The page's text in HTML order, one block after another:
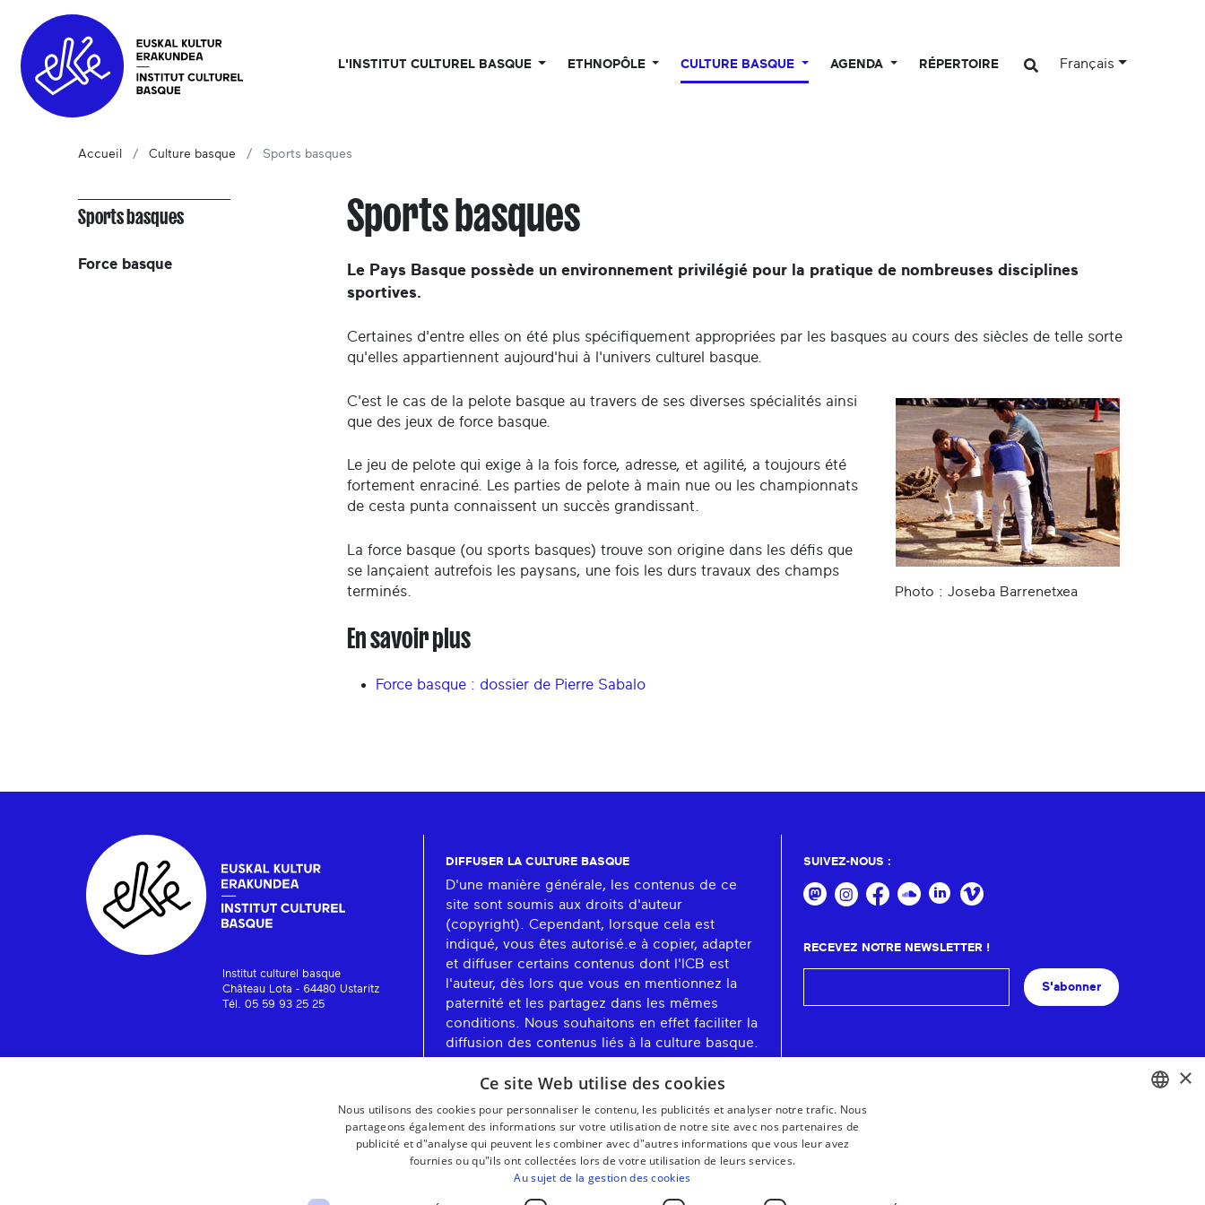
L'INSTITUT CULTUREL BASQUE ETHNOPÔLE CULTURE BASQUE AGENDA RÉPERTOIRE Français
Accueil Culture basque Sports basques
Sports basques
Le Pays Basque possède un environnement privilégié pour la pratique de nombreuses disciplines
sportives.
Certaines d'entre elles on été plus spécifiquement appropriées par les basques au cours des siècles de telle sorte
qu'elles appartiennent aujourd'hui à l'univers culturel basque.
Photo : Joseba Barrenetxea
C'est le cas de la pelote basque au travers de ses diverses spécialités ainsi
que des jeux de force basque.
Le jeu de pelote qui exige à la fois force, adresse, et agilité, a toujours été
fortement enraciné. Les parties de pelote à main nue ou les championnats
de cesta punta connaissent un succès grandissant.
La force basque (ou sports basques) trouve son origine dans les défis que
se lançaient autrefois les paysans, une fois les durs travaux des champs
terminés.
En savoir plus
Force basque : dossier de Pierre Sabalo
Sports basques
Force basque
Institut culturel basque
Château Lota - 64480 Ustaritz
Tél. 05 59 93 25 25
DIFFUSER LA CULTURE BASQUE
D'une manière générale, les contenus de ce
site sont soumis aux droits d'auteur
(copyright). Cependant, lorsque cela est
indiqué, vous êtes autorisé.e à copier, adapter
et diffuser certains contenus dont l'ICB est
l'auteur, dès lors que vous en mentionnez la
paternité et les partagez dans les mêmes
conditions. Nous souhaitons en effet faciliter la
diffusion des contenus liés à la culture basque.
SUIVEZ-NOUS :
RECEVEZ NOTRE NEWSLETTER !
S'abonner
×
Ce site Web utilise des cookies
Nous utilisons des cookies pour personnaliser le contenu, les publicités et analyser notre trafic. Nous
partageons également des informations sur votre utilisation de notre site avec nos partenaires de
publicité et d"analyse qui peuvent les combiner avec d"autres informations que vous leur avez
fournies ou qu"ils ont collectées lors de votre utilisation de leurs services.
Au sujet de la gestion des cookies